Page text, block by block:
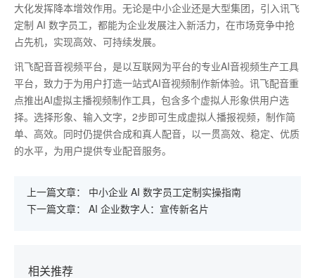
大化发挥降本增效作用。无论是中小企业还是大型集团，引入讯飞
定制 AI 数字员工，都能为企业发展注入新活力，在市场竞争中抢
占先机，实现高效、可持续发展。
讯飞配音音视频平台，是以互联网为平台的专业AI音视频生产工具
平台，致力于为用户打造一站式AI音视频制作新体验。讯飞配音重
点推出AI虚拟主播视频制作工具，包含多个虚拟人形象供用户选
择。选择形象、输入文字，2步即可生成虚拟人播报视频，制作简
单、高效。同时仍提供合成和真人配音，以一贯高效、稳定、优质
的水平，为用户提供专业配音服务。
上一篇文章： 中小企业 AI 数字员工定制实操指南
下一篇文章： AI 企业数字人：宣传新名片
相关推荐